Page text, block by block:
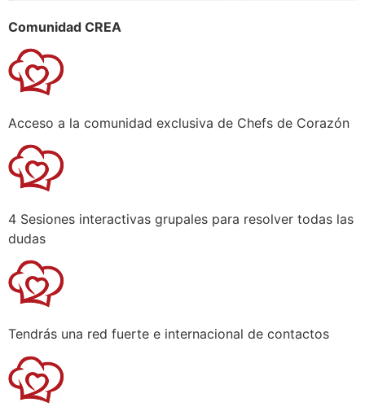
Comunidad CREA
Acceso a la comunidad exclusiva de Chefs de Corazón
4 Sesiones interactivas grupales para resolver todas las
dudas
Tendrás una red fuerte e internacional de contactos